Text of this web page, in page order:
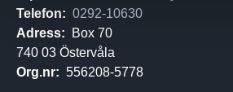
Telefon: 0292-10630
Adress:
Box 70
740 03 Östervåla
Org.nr: 556208-5778